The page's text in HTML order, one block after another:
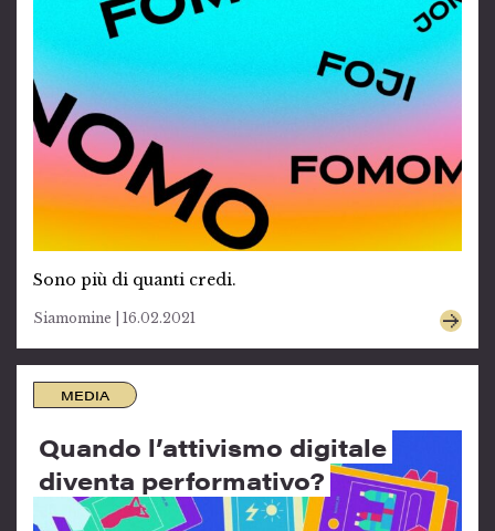
Sono più di quanti credi.
Siamomine | 16.02.2021
MEDIA
Quando l’attivismo digitale
diventa performativo?